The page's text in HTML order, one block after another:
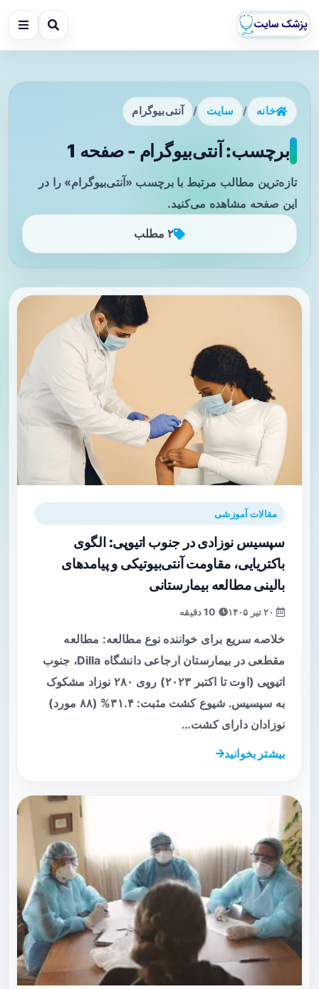
خانه / سایت / آنتی‌بیوگرام
برچسب: آنتی‌بیوگرام - صفحه 1
تازه‌ترین مطالب مرتبط با برچسب «آنتی‌بیوگرام» را در
این صفحه مشاهده می‌کنید.
۲ مطلب
مقالات آموزشی
سپسیس نوزادی در جنوب اتیوپی: الگوی
باکتریایی، مقاومت آنتی‌بیوتیکی و پیامدهای
بالینی مطالعه بیمارستانی
خلاصه سریع برای خواننده نوع مطالعه: مطالعه
مقطعی در بیمارستان ارجاعی دانشگاه Dilla، جنوب
اتیوپی (اوت تا اکتبر ۲۰۲۳) روی ۲۸۰ نوزاد مشکوک
به سپسیس. شیوع کشت مثبت: ۳۱.۴% (۸۸ مورد)
نوزادان دارای کشت…
بیشتر بخوانید